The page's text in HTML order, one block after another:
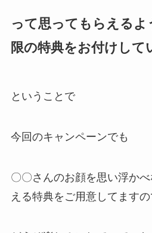
って思ってもらえる
限の特典をお付けして
ということで
今回のキャンペーンでも
〇〇さんのお顔を思い浮か
える特典をご用意してますの